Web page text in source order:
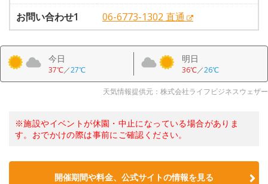
お問い合わせ1
06-6773-1302 直通
今日
37℃／27℃
明日
36℃／26℃
天気情報提供元：株式会社ライフビジネスウェザー
※施設やイベントが休園・中止になっている場合がありま
す。おでかけの際は事前にご確認ください。
開催期間や料金、公式サイトの情報を見る